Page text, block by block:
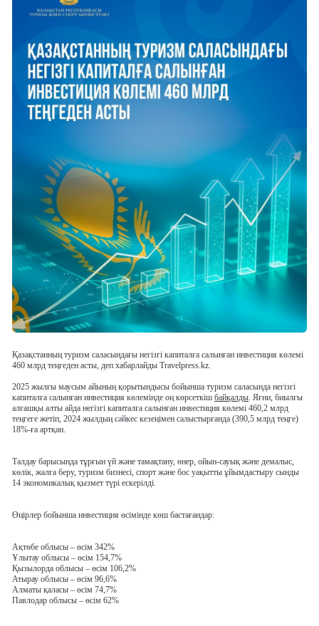
Қазақстанның туризм саласындағы негізгі капиталға салынған инвестиция көлемі
460 млрд теңгеден асты, деп хабарлайды Travelpress.kz.
2025 жылғы маусым айының қорытындысы бойынша туризм саласында негізгі
капиталға салынған инвестиция көлемінде оң көрсеткіш байқалды . Яғни, биылғы
алғашқы алты айда негізгі капиталға салынған инвестиция көлемі 460,2 млрд
теңгеге жетіп, 2024 жылдың сәйкес кезеңімен салыстырғанда (390,5 млрд теңге)
18%-ға артқан.
Талдау барысында тұрғын үй және тамақтану, өнер, ойын-сауық және демалыс,
көлік, жалға беру, туризм бизнесі, спорт және бос уақытты ұйымдастыру сынды
14 экономикалық қызмет түрі ескерілді.
Өңірлер бойынша инвестиция өсімінде көш бастағандар:
Ақтөбе облысы – өсім 342%
Ұлытау облысы – өсім 154,7%
Қызылорда облысы – өсім 106,2%
Атырау облысы – өсім 96,6%
Алматы қаласы – өсім 74,7%
Павлодар облысы – өсім 62%